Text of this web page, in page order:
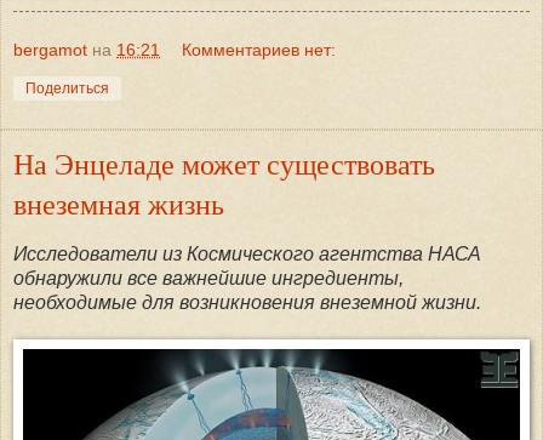
bergamot на 16:21 Комментариев нет:
Поделиться
На Энцеладе может существовать
внеземная жизнь
Исследователи из Космического агентства НАСА
обнаружили все важнейшие ингредиенты,
необходимые для возникновения внеземной жизни.